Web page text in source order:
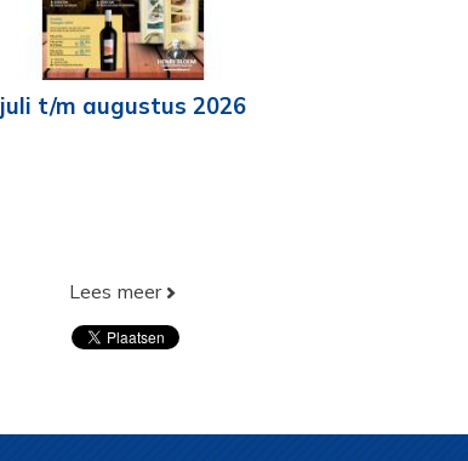
juli t/m augustus 2026
Lees meer